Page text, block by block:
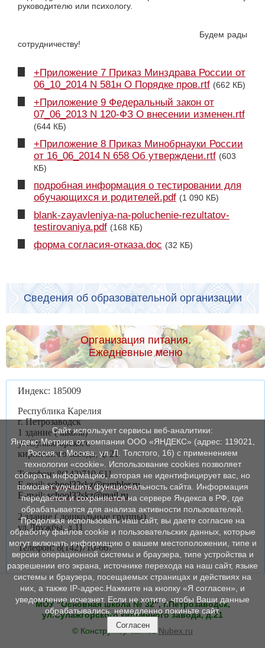
руководителю или психологу.
Будем рады
сотрудничеству!
+Приложение 7 Приказ Минздрава России от
06_10_2014 N 581н О Порядке пров.rtf (662 КБ)
+Приложение 9 Федеральный закон от
07_06_2013 N 120-ФЗ О внесении изменен.rtf
(644 КБ)
+Приложение 8 Приказ Минобрнауки России
от 16_06_2014 N 658 Об утверждени.rtf (603
КБ)
подробная информация о тестировании для
обучающихся и родителей.pdf (1 090 КБ)
blank-zayavleniya-na-poluchenie-rezultatov-
testirovaniya.pdf (168 КБ)
форма согласия-отказа.doc (32 КБ)
Сведения об образовательной организации
Организация питания.
Ежедневные меню
Индекс: 185009
Республика Карелия
г. Петрозаводск
1 здание ( школа)
ул.Сулажгорского
кирпичного завода, д. 21
Телефон: 8(142)710-611
E-mail:school32skz@rambler.ru
E-mail:school32skz@mail.ru
2 здание ( дошкольные группы)
ул.Дружбы, д.11
Телефон: 8(142)710-667
МОУ "Основная школа № 32", г.Петрозаводск,
ул.Сулажгорского кирпичного завода, д.21
© Конструктор сайтовNubex.ru
Сайт использует сервисы веб-аналитики:
Яндекс Метрика от компании ООО «ЯНДЕКС» (адрес: 119021,
Россия, г. Москва, ул. Л. Толстого, 16) с применением
технологии «cookie». Использование cookies позволяет
собирать информацию, которая не идентифицирует вас, но
помогает улучшить функциональность сайта. Информация
передается и сохраняется на сервере Яндекса в РФ, где
обрабатывается для анализа активности пользователей.
Продолжая использовать наш сайт, вы даете согласие на
обработку файлов cookie и пользовательских данных, которые
могут включать информацию о вашем местоположении, типе и
версии операционной системы и браузера, типе устройства и
разрешении его экрана, источнике перехода на наш сайт, языке
системы и браузера, посещаемых страницах и действиях на
них, а также IP-адрес.Нажмите на кнопку «Я согласен», и
уведомление исчезнет. Если не хотите, чтобы Ваши данные
обрабатывались, немедленно покиньте сайт.
Согласен